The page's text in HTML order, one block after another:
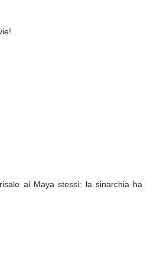
ai Maya stessi: la sinarchia ha